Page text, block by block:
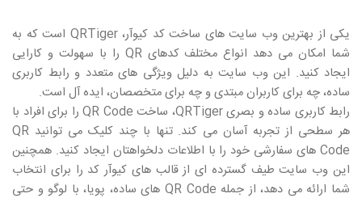
یکی از بهترین وب سایت های ساخت کد کیوآر،QRTiger است که به
شما امکان می دهد انواع مختلف کدهایQR را با سهولت و کارایی
ایجاد کنید. این وب سایت به دلیل ویژگی های متعدد و رابط کاربری
ساده، چه برای کاربران مبتدی و چه برای متخصصان، ایده آل است.
رابط کاربری ساده و بصریQRTiger، ساخت QR Code را برای افراد با
هر سطحی از تجربه آسان می کند. تنها با چند کلیک می توانید QR
Code های سفارشی خود را با اطلاعات دلخواهتان ایجاد کنید. همچنین
این وب سایت طیف گسترده ای از قالب های کیوآر کد را برای انتخاب
شما ارائه می دهد، از جمله QR Code های ساده، پویا، با لوگو و حتی